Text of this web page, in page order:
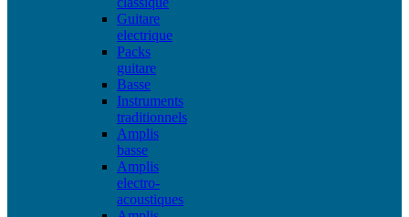
Guitare
electrique
Packs
guitare
Basse
Instruments
traditionnels
Amplis
basse
Amplis
electro-
acoustiques